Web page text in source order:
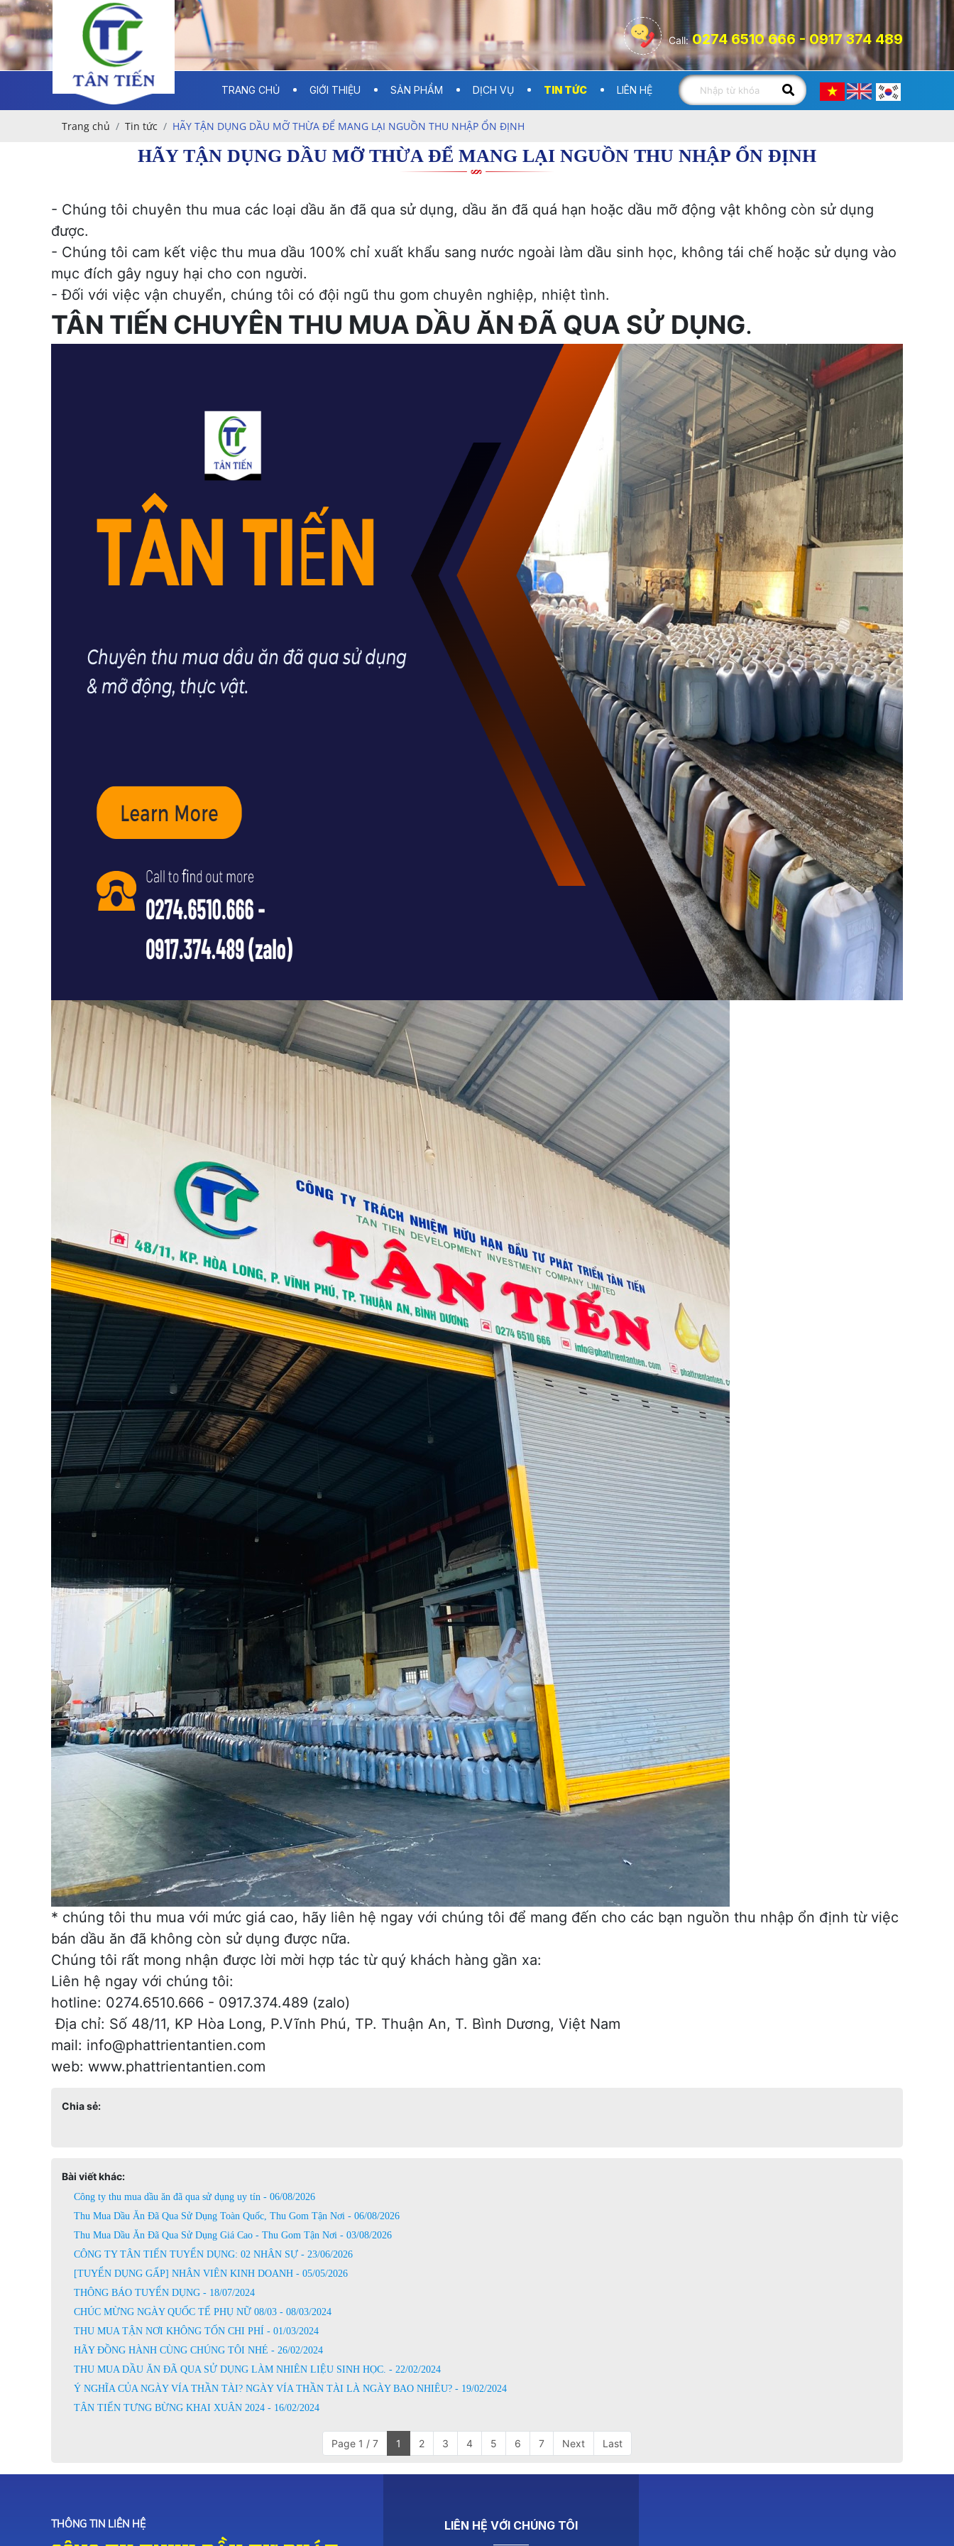
Call: 0274 6510 666 - 0917 374 489
TRANG CHỦ GIỚI THIỆU SẢN PHẨM DỊCH VỤ TIN TỨC LIÊN HỆ
Trang chủ Tin tức HÃY TẬN DỤNG DẦU MỠ THỪA ĐỂ MANG LẠI NGUỒN THU NHẬP ỔN ĐỊNH
HÃY TẬN DỤNG DẦU MỠ THỪA ĐỂ MANG LẠI NGUỒN THU NHẬP ỔN ĐỊNH
- Chúng tôi chuyên thu mua các loại dầu ăn đã qua sử dụng, dầu ăn đã quá hạn hoặc dầu mỡ động vật không còn sử dụng
được.
- Chúng tôi cam kết việc thu mua dầu 100% chỉ xuất khẩu sang nước ngoài làm dầu sinh học, không tái chế hoặc sử dụng vào
mục đích gây nguy hại cho con người.
- Đối với việc vận chuyển, chúng tôi có đội ngũ thu gom chuyên nghiệp, nhiệt tình.
TÂN TIẾN CHUYÊN THU MUA DẦU ĂN ĐÃ QUA SỬ DỤNG.
* chúng tôi thu mua với mức giá cao, hãy liên hệ ngay với chúng tôi để mang đến cho các bạn nguồn thu nhập ổn định từ việc
bán dầu ăn đã không còn sử dụng được nữa.
Chúng tôi rất mong nhận được lời mời hợp tác từ quý khách hàng gần xa:
Liên hệ ngay với chúng tôi:
hotline: 0274.6510.666 - 0917.374.489 (zalo)
Địa chỉ: Số 48/11, KP Hòa Long, P.Vĩnh Phú, TP. Thuận An, T. Bình Dương, Việt Nam
mail: info@phattrientantien.com
web: www.phattrientantien.com
Chia sẻ:
Bài viết khác:
Công ty thu mua dầu ăn đã qua sử dụng uy tín - 06/08/2026
Thu Mua Dầu Ăn Đã Qua Sử Dụng Toàn Quốc, Thu Gom Tận Nơi - 06/08/2026
Thu Mua Dầu Ăn Đã Qua Sử Dụng Giá Cao - Thu Gom Tận Nơi - 03/08/2026
CÔNG TY TÂN TIẾN TUYỂN DỤNG: 02 NHÂN SỰ - 23/06/2026
[TUYỂN DỤNG GẤP] NHÂN VIÊN KINH DOANH - 05/05/2026
THÔNG BÁO TUYỂN DỤNG - 18/07/2024
CHÚC MỪNG NGÀY QUỐC TẾ PHỤ NỮ 08/03 - 08/03/2024
THU MUA TẬN NƠI KHÔNG TỐN CHI PHÍ - 01/03/2024
HÃY ĐỒNG HÀNH CÙNG CHÚNG TÔI NHÉ - 26/02/2024
THU MUA DẦU ĂN ĐÃ QUA SỬ DỤNG LÀM NHIÊN LIỆU SINH HỌC. - 22/02/2024
Ý NGHĨA CỦA NGÀY VÍA THẦN TÀI? NGÀY VÍA THẦN TÀI LÀ NGÀY BAO NHIÊU? - 19/02/2024
TÂN TIẾN TƯNG BỪNG KHAI XUÂN 2024 - 16/02/2024
Page 1 / 7 1 2 3 4 5 6 7 Next Last
THÔNG TIN LIÊN HỆ LIÊN HỆ VỚI CHÚNG TÔI